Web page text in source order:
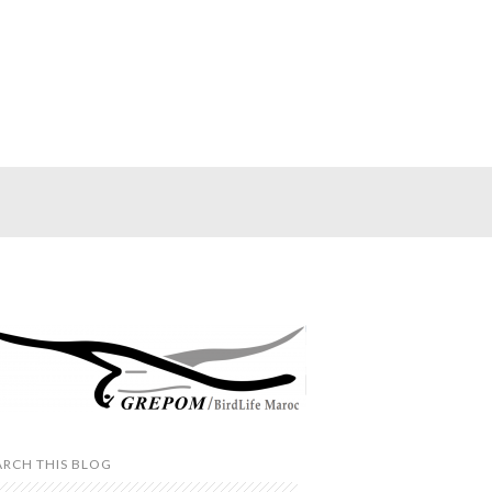
THIS BLOG